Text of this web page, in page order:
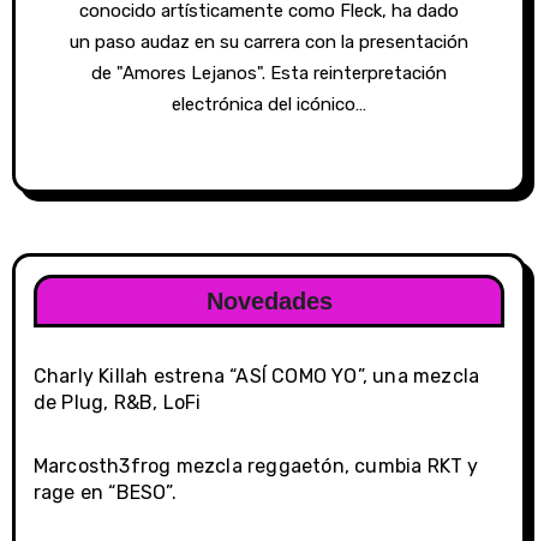
conocido artísticamente como Fleck, ha dado
un paso audaz en su carrera con la presentación
de "Amores Lejanos". Esta reinterpretación
electrónica del icónico…
Novedades
Charly Killah estrena “ASÍ COMO YO”, una mezcla
de Plug, R&B, LoFi
Marcosth3frog mezcla reggaetón, cumbia RKT y
rage en “BESO”.